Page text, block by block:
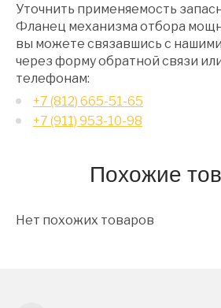
Уточнить применяемость
Фланец механизма отбора
вы можете связавшись с
через форму обратной связи
телефонам:
+7 (812) 665-51-65
+7 (911) 953-10-98
Похожие
Нет похожих товаров